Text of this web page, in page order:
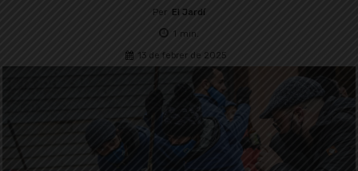
Per El Jardí
1 min.
13 de febrer de 2025